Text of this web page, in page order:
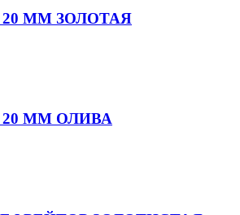
ММ ЗОЛОТАЯ
ММ ОЛИВА